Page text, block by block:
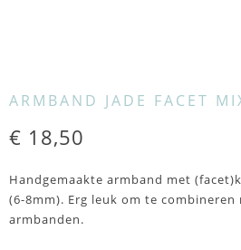
ARMBAND JADE FACET
€ 18,50
Handgemaakte armband met
(6-8mm). Erg leuk om te
armbanden.